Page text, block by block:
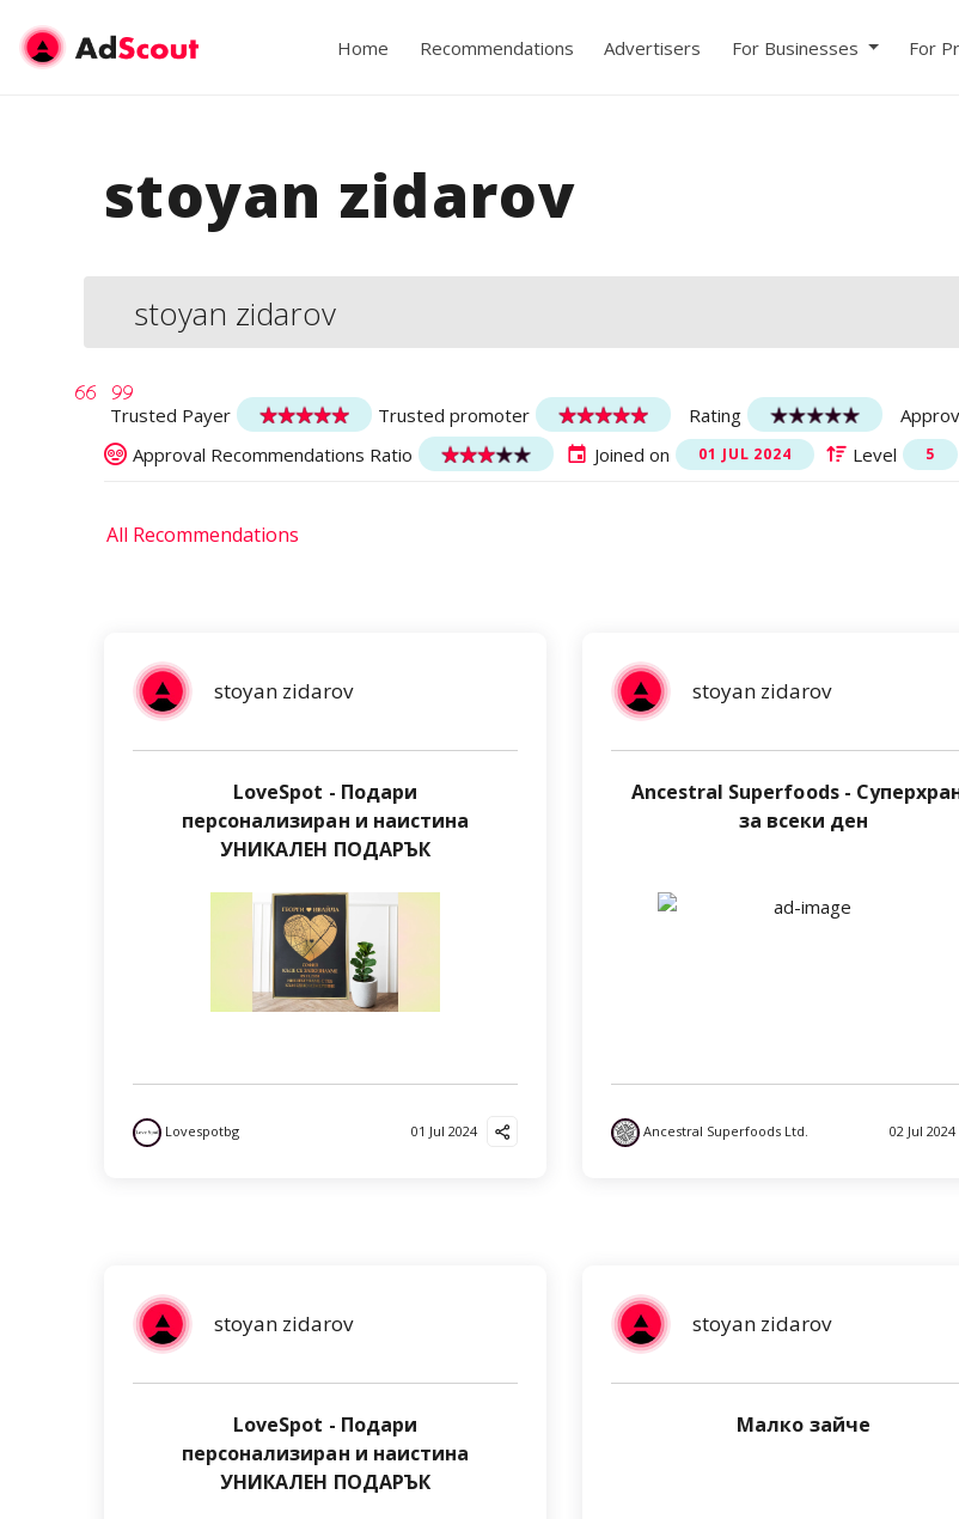
Home Recommendations Advertisers For Businesses For
stoyan zidarov
stoyan zidarov
Trusted Payer Trusted promoter Rating
Approval Recommendations Ratio
Joined on 01 JUL 2024 Level 5
All Recommendations
stoyan zidarov
LoveSpot - Подари
персонализиран и наистина
УНИКАЛЕН ПОДАРЪК
Lovespotbg 01 Jul 2024
stoyan zidarov
Ancestral Superfoods -
за всеки ден
Ancestral Superfoods Ltd. 02 Jul 2024
stoyan zidarov
LoveSpot - Подари
персонализиран и наистина
УНИКАЛЕН ПОДАРЪК
stoyan zidarov
Малко зайче